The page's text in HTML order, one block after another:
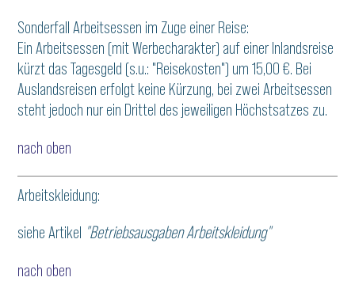
Sonderfall Arbeitsessen im Zuge einer Reise:
Ein Arbeitsessen (mit Werbecharakter) auf einer Inlandsreise
kürzt das Tagesgeld (s.u.: "Reisekosten") um 15,00 €. Bei
Auslandsreisen erfolgt keine Kürzung, bei zwei Arbeitsessen
steht jedoch nur ein Drittel des jeweiligen Höchstsatzes zu.
nach oben
Arbeitskleidung:
siehe Artikel "Betriebsausgaben Arbeitskleidung"
nach oben